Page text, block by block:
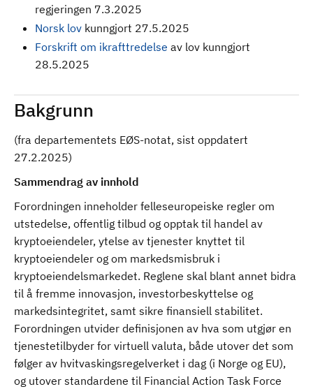
regjeringen 7.3.2025
Norsk lov kunngjort 27.5.2025
Forskrift om ikrafttredelse av lov kunngjort
28.5.2025
Bakgrunn
(fra departementets EØS-notat, sist oppdatert
27.2.2025)
Sammendrag av innhold
Forordningen inneholder felleseuropeiske regler om
utstedelse, offentlig tilbud og opptak til handel av
kryptoeiendeler, ytelse av tjenester knyttet til
kryptoeiendeler og om markedsmisbruk i
kryptoeiendelsmarkedet. Reglene skal blant annet bidra
til å fremme innovasjon, investorbeskyttelse og
markedsintegritet, samt sikre finansiell stabilitet.
Forordningen utvider definisjonen av hva som utgjør en
tjenestetilbyder for virtuell valuta, både utover det som
følger av hvitvaskingsregelverket i dag (i Norge og EU),
og utover standardene til Financial Action Task Force